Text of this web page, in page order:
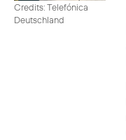
Credits: Telefónica
Deutschland